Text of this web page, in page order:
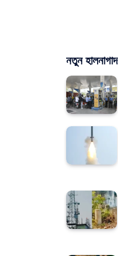
নতুন হালনাগাদ